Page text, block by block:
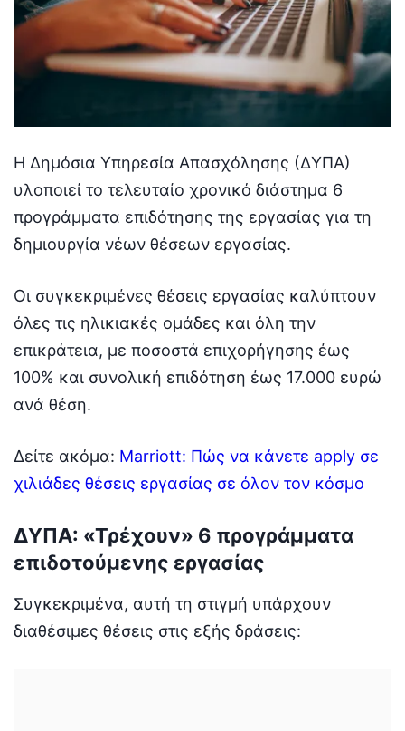
Η Δημόσια Υπηρεσία Απασχόλησης (ΔΥΠΑ)
υλοποιεί το τελευταίο χρονικό διάστημα 6
προγράμματα επιδότησης της εργασίας για τη
δημιουργία νέων θέσεων εργασίας.
Οι συγκεκριμένες θέσεις εργασίας καλύπτουν
όλες τις ηλικιακές ομάδες και όλη την
επικράτεια, με ποσοστά επιχορήγησης έως
100% και συνολική επιδότηση έως 17.000 ευρώ
ανά θέση.
Δείτε ακόμα: Marriott: Πώς να κάνετε apply σε
χιλιάδες θέσεις εργασίας σε όλον τον κόσμο
ΔΥΠΑ: «Τρέχουν» 6 προγράμματα
επιδοτούμενης εργασίας
Συγκεκριμένα, αυτή τη στιγμή υπάρχουν
διαθέσιμες θέσεις στις εξής δράσεις: